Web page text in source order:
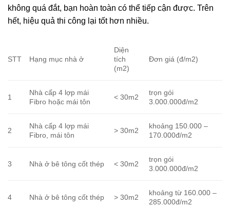
không quá đắt, bạn hoàn toàn có thể tiếp cận được. Trên
hết, hiệu quả thi công lại tốt hơn nhiều.
STT Hạng mục nhà ở
Diện
tích
(m2)
Đơn giá (đ/m2)
1
Nhà cấp 4 lợp mái
Fibro hoặc mái tôn
< 30m2
trọn gói
3.000.000đ/m2
2
Nhà cấp 4 lợp mái
Fibro, mái tôn
> 30m2
khoảng 150.000 –
170.000đ/m2
3 Nhà ở bê tông cốt thép < 30m2
trọn gói
3.000.000đ/m2
4 Nhà ở bê tông cốt thép > 30m2
khoảng từ 160.000 –
285.000đ/m2